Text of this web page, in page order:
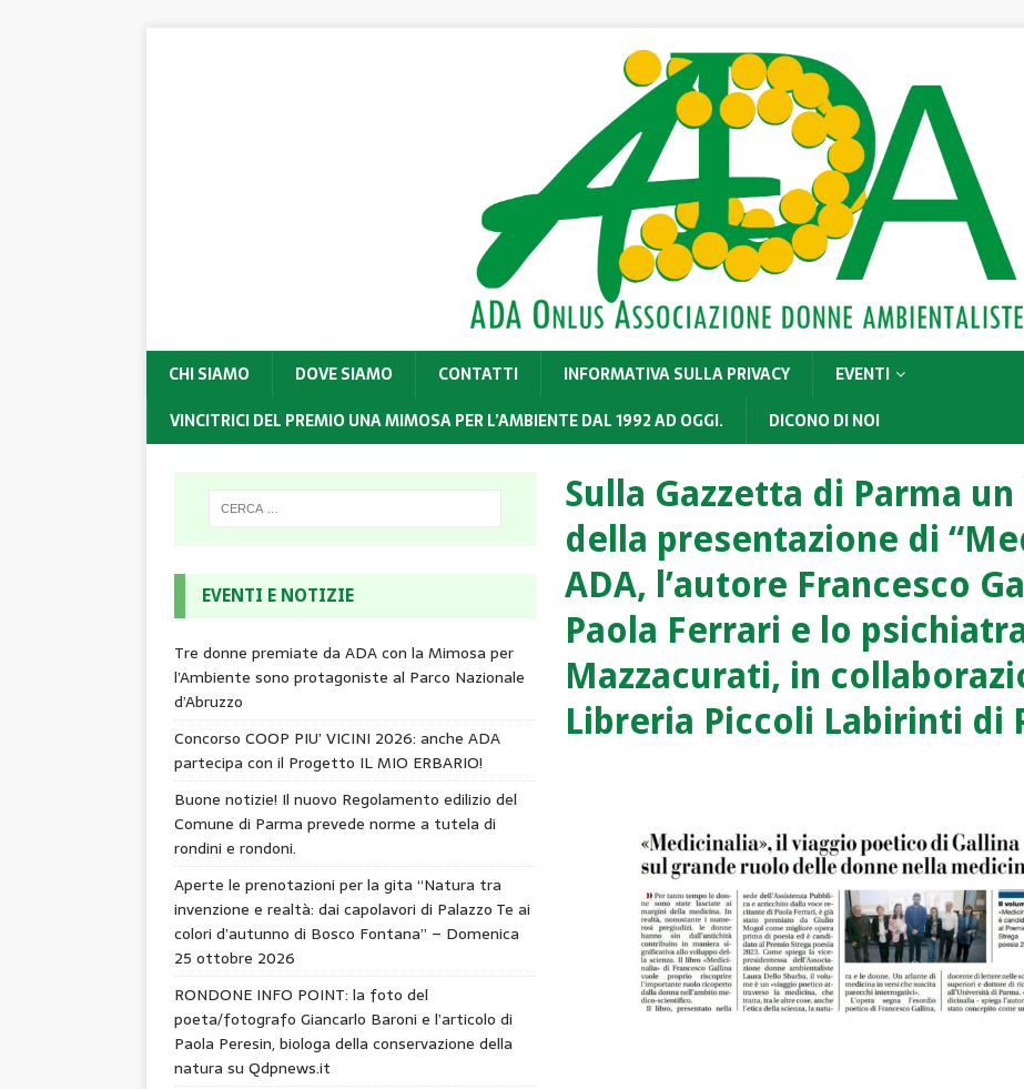
CHI SIAMO DOVE SIAMO CONTATTI INFORMATIVA SULLA PRIVACY
EVENTI
VINCITRICI DEL PREMIO UNA MIMOSA PER L’AMBIENTE DAL 1992 AD OGGI.
DICONO DI NOI
Sulla Gazzetta di Parma
della presentazione di
ADA, l’autore Francesco
Paola Ferrari e lo
Mazzacurati, in
Libreria Piccoli Labirinti di
EVENTI E NOTIZIE
Tre donne premiate da ADA con la Mimosa per
l’Ambiente sono protagoniste al Parco Nazionale
d’Abruzzo
Concorso COOP PIU’ VICINI 2026: anche ADA
partecipa con il Progetto IL MIO ERBARIO!
Buone notizie! Il nuovo Regolamento edilizio del
Comune di Parma prevede norme a tutela di
rondini e rondoni.
Aperte le prenotazioni per la gita “Natura tra
invenzione e realtà: dai capolavori di Palazzo Te ai
colori d’autunno di Bosco Fontana” – Domenica
25 ottobre 2026
RONDONE INFO POINT: la foto del
poeta/fotografo Giancarlo Baroni e l’articolo di
Paola Peresin, biologa della conservazione della
natura su Qdpnews.it